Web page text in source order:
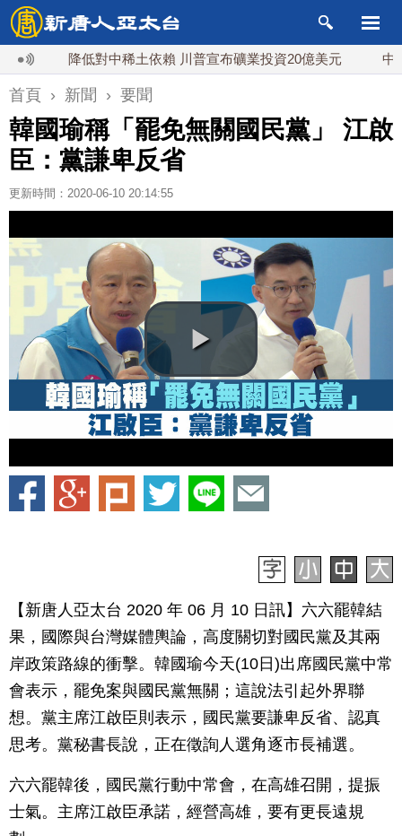
降低對中稀土依賴 川普宣布礦業投資20億美元 中東局勢
首頁 › 新聞 › 要聞
韓國瑜稱「罷免無關國民黨」 江啟
臣：黨謙卑反省
更新時間：2020-06-10 20:14:55
【新唐人亞太台 2020 年 06 月 10 日訊】六六罷韓結
果，國際與台灣媒體輿論，高度關切對國民黨及其兩
岸政策路線的衝擊。韓國瑜今天(10日)出席國民黨中常
會表示，罷免案與國民黨無關；這說法引起外界聯
想。黨主席江啟臣則表示，國民黨要謙卑反省、認真
思考。黨秘書長說，正在徵詢人選角逐市長補選。
六六罷韓後，國民黨行動中常會，在高雄召開，提振
士氣。主席江啟臣承諾，經營高雄，要有更長遠規